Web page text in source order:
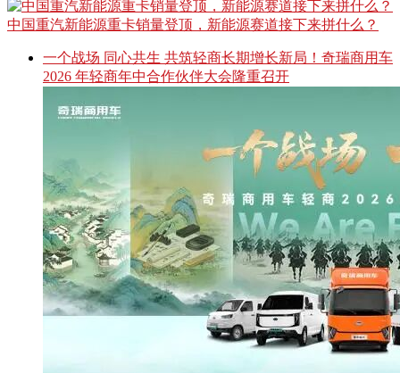
中国重汽新能源重卡销量登顶，新能源赛道接下来拼什么？
一个战场 同心共生 共筑轻商长期增长新局！奇瑞商用车
2026 年轻商年中合作伙伴大会隆重召开